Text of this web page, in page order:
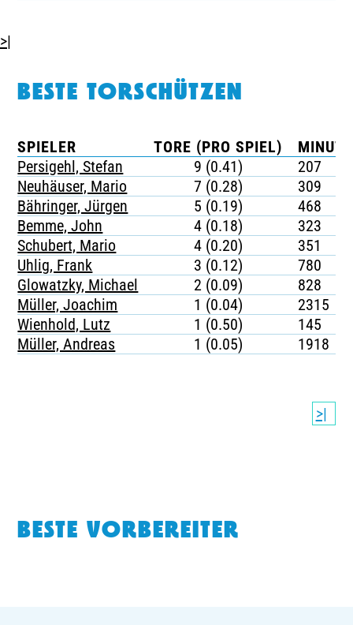
>|
BESTE TORSCHÜTZEN
SPIELER TORE (PRO SPIEL)
Persigehl, Stefan
9 (0.41)
207
Neuhäuser, Mario
7 (0.28)
309
Bähringer, Jürgen
5 (0.19)
468
Bemme, John
4 (0.18)
323
Schubert, Mario
4 (0.20)
351
Uhlig, Frank
3 (0.12)
780
Glowatzky, Michael
2 (0.09)
828
Müller, Joachim
1 (0.04)
2315
Wienhold, Lutz
1 (0.50)
145
Müller, Andreas
1 (0.05) 1918
>|
BESTE VORBEREITER